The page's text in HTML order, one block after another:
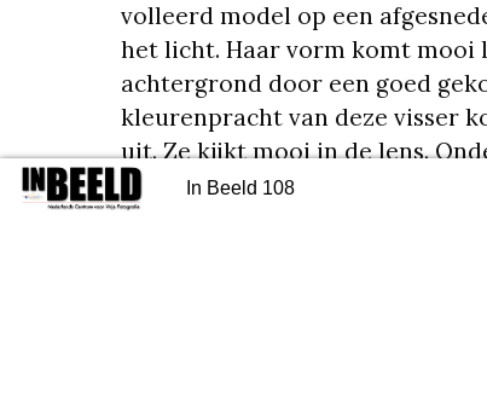
– Jubileumdag in de
te Amersfoort
In Beeld 108
volleerd model op een
het licht. Haar vorm komt mooi
achtergrond door een goed
kleurenpracht van deze visser
uit. Ze kijkt mooi in de lens.
op haar borst komen de 3
Het is fijn dat de tak waarop ze